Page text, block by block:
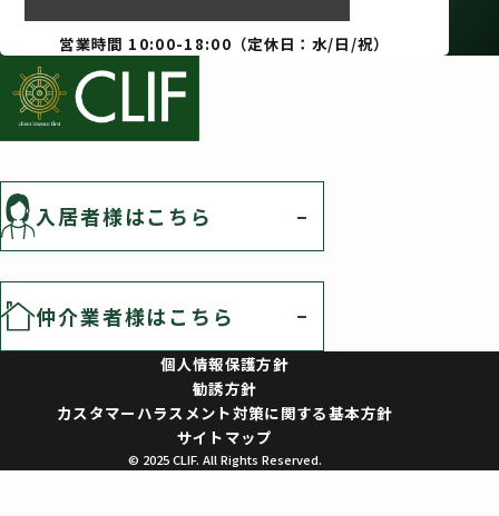
営業時間 10:00-18:00（定休日：水/日/祝）
入居者様はこちら
仲介業者様はこちら
個人情報保護方針
勧誘方針
カスタマーハラスメント対策に関する基本方針
サイトマップ
© 2025 CLIF. All Rights Reserved.